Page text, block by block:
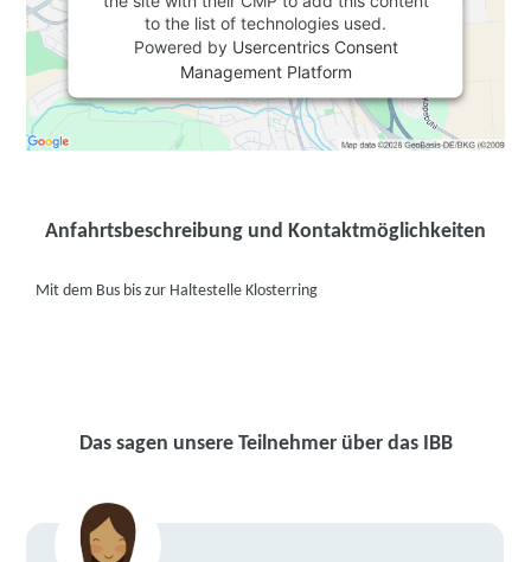
to the list of technologies used.
Powered by Usercentrics Consent
Management Platform
Anfahrtsbeschreibung und Kontaktmöglichkeiten
Mit dem Bus bis zur Haltestelle Klosterring
Das sagen unsere Teilnehmer über das IBB